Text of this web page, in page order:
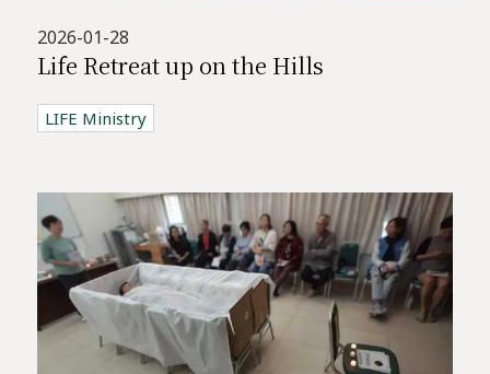
2026-01-28
Life Retreat up on the Hills
LIFE Ministry